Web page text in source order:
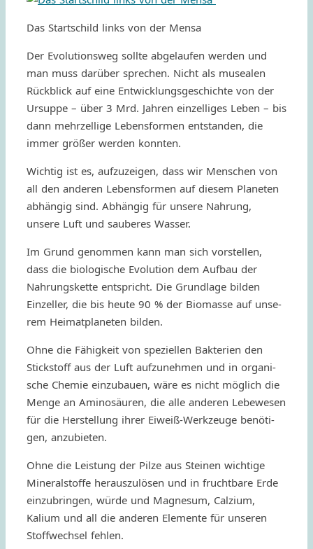
Das Start­schild links von der Mensa
Der Evolu­tion­sweg sollte abge­lau­fen werden und
man muss darüber spre­chen. Nicht als muse­alen
Rück­blick auf eine Entwic­klungs­ge­schichte von der
Ursuppe – über 3 Mrd. Jahren einzel­li­ges Leben – bis
dann mehrzel­lige Lebens­for­men entstan­den, die
immer größer werden konnten.
Wich­tig ist es, aufzu­ze­igen, dass wir Menschen von
all den ande­ren Lebens­for­men auf diesem Plane­ten
abhän­gig sind. Abhän­gig für unsere Nahrung,
unsere Luft und saube­res Wasser.
Im Grund genom­men kann man sich vorstel­len,
dass die biolo­gi­sche Evolu­tion dem Aufbau der
Nahrung­skette entspricht. Die Grun­dlage bilden
Einzel­ler, die bis heute 90 % der Biomasse auf unse­
rem Heimat­pla­ne­ten bilden.
Ohne die Fähig­keit von speziel­len Bakte­rien den
Stick­stoff aus der Luft aufzu­neh­men und in orga­ni­
sche Chemie einzu­bauen, wäre es nicht möglich die
Menge an Amino­säu­ren, die alle ande­ren Lebe­we­sen
für die Herstel­lung ihrer Eiweiß-Werk­zeuge benöti­
gen, anzubieten.
Ohne die Leistung der Pilze aus Steinen wich­tige
Mine­ral­stoffe herau­szu­lösen und in frucht­bare Erde
einzu­brin­gen, würde und Magne­sum, Calzium,
Kalium und all die ande­ren Elemente für unse­ren
Stof­fwech­sel fehlen.